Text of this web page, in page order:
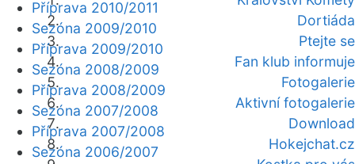
Dortiáda
Ptejte se
Fan klub informuje
Fotogalerie
Aktivní fotogalerie
Download
Hokejchat.cz
Příprava 2010/2011
Sezóna 2009/2010
Příprava 2009/2010
Sezóna 2008/2009
Příprava 2008/2009
Sezóna 2007/2008
Příprava 2007/2008
Sezóna 2006/2007